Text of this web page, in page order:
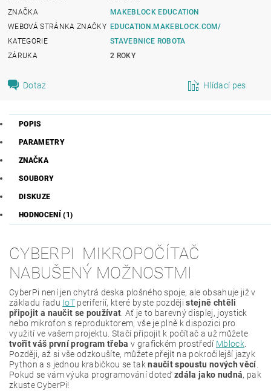
ZNAČKA
MAKEBLOCK EDUCATION
WEBOVÁ STRÁNKA ZNAČKY EDUCATION.MAKEBLOCK.COM/
KATEGORIE
STAVEBNICE ROBOTA
ZÁRUKA
2 ROKY
Dotaz Hlídací pes
POPIS
PARAMETRY
ZNAČKA
SOUBORY
DISKUZE
HODNOCENÍ (1)
CYBERPI MIKROPOČÍTAČ
NABUŠENÝ MOŽNOSTMI
CyberPi není jen chytrá deska plošného spoje, ale obsahuje již v
základu řadu IoT periferií, které byste pozdějistejně chtěli
připojit a naučit se používat. Ať je to barevný displej, joystick
nebo mikrofon s reproduktorem, vše je plně k dispozici pro
využití ve vašem projektu. Stačí připojit k počítač a už můžete
tvořit váš první program třeba v grafickém prostředí Mblock.
Později, až si vše odzkoušíte, můžete přejít na pokročilejší jazyk
Python a s jednou krabičkou se taknaučit spoustu nových věcí.
Pokud se vám výuka programování doteďzdála jako nudná, pak
zkuste CyberPi!